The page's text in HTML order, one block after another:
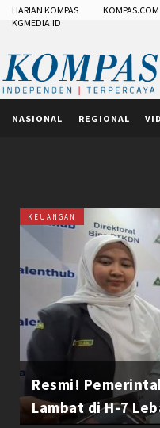
HARIAN KOMPAS KOMPAS.COM
KGMEDIA.ID
NASIONAL REGIONAL
KEUANGAN
Resmi!
Lambat di H-7